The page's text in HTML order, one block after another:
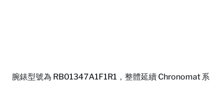
腕錶型號為 RB01347A1F1R1，整體延續 Chronomat 系